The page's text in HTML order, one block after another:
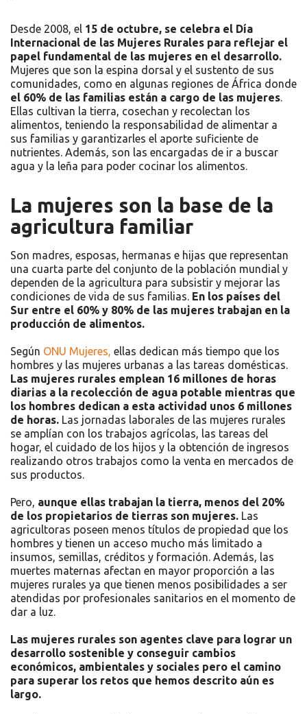
Desde 2008, el 15 de octubre, se celebra el Día
Internacional de las Mujeres Rurales para reflejar el
papel fundamental de las mujeres en el desarrollo.
Mujeres que son la espina dorsal y el sustento de sus
comunidades, como en algunas regiones de África donde
el 60% de las familias están a cargo de las mujeres.
Ellas cultivan la tierra, cosechan y recolectan los
alimentos, teniendo la responsabilidad de alimentar a
sus familias y garantizarles el aporte suficiente de
nutrientes. Además, son las encargadas de ir a buscar
agua y la leña para poder cocinar los alimentos.
La mujeres son la base de la
agricultura familiar
Son madres, esposas, hermanas e hijas que representan
una cuarta parte del conjunto de la población mundial y
dependen de la agricultura para subsistir y mejorar las
condiciones de vida de sus familias. En los países del
Sur entre el 60% y 80% de las mujeres trabajan en la
producción de alimentos.
Según ONU Mujeres, ellas dedican más tiempo que los
hombres y las mujeres urbanas a las tareas domésticas.
Las mujeres rurales emplean 16 millones de horas
diarias a la recolección de agua potable mientras que
los hombres dedican a esta actividad unos 6 millones
de horas. Las jornadas laborales de las mujeres rurales
se amplían con los trabajos agrícolas, las tareas del
hogar, el cuidado de los hijos y la obtención de ingresos
realizando otros trabajos como la venta en mercados de
sus productos.
Pero, aunque ellas trabajan la tierra, menos del 20%
de los propietarios de tierras son mujeres. Las
agricultoras poseen menos títulos de propiedad que los
hombres y tienen un acceso mucho más limitado a
insumos, semillas, créditos y formación. Además, las
muertes maternas afectan en mayor proporción a las
mujeres rurales ya que tienen menos posibilidades a ser
atendidas por profesionales sanitarios en el momento de
dar a luz.
Las mujeres rurales son agentes clave para lograr un
desarrollo sostenible y conseguir cambios
económicos, ambientales y sociales pero el camino
para superar los retos que hemos descrito aún es
largo.